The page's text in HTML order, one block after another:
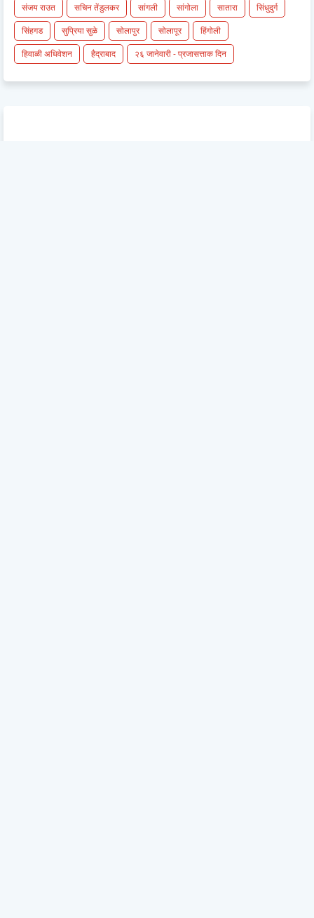
संजय राउत
सचिन तेंडुलकर सांगली सांगोला सातारा
सिंधुदुर्ग
सिंहगड
सुप्रिया सुळे सोलापुर सोलापूर
हिंगोली
हिवाळी अधिवेशन
हैद्राबाद २६ जानेवारी - प्रजासत्ताक दिन